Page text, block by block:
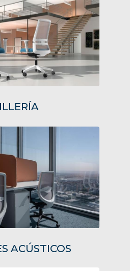
ACÚSTICOS